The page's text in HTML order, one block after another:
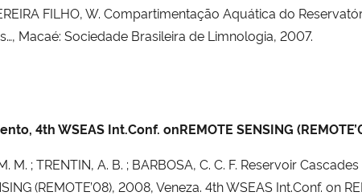
FILHO, W. Compartimentação Aquática do
Macaé: Sociedade Brasileira de Limnologia, 2007.
4th WSEAS Int.Conf. onREMOTE SENSING
M. ; TRENTIN, A. B. ; BARBOSA, C. C. F. Reservoir
(REMOTE’08), 2008, Veneza. 4th WSEAS Int.Conf. on